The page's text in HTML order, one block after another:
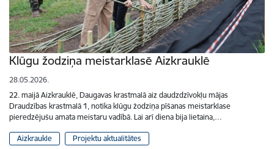
Klūgu žodziņa meistarklasē Aizkrauklē
28.05.2026.
22. maijā Aizkrauklē, Daugavas krastmalā aiz daudzdzīvokļu mājas
Draudzības krastmalā 1, notika klūgu žodziņa pīšanas meistarklase
pieredzējušu amata meistaru vadībā. Lai arī diena bija lietaina,…
Aizkraukle Projektu aktualitātes